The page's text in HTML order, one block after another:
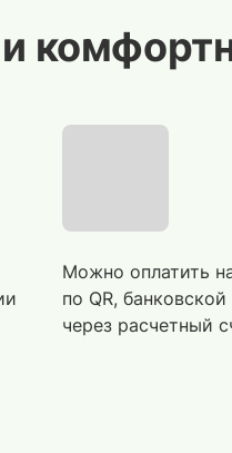
Можно оплатить
по QR,
через расчетный